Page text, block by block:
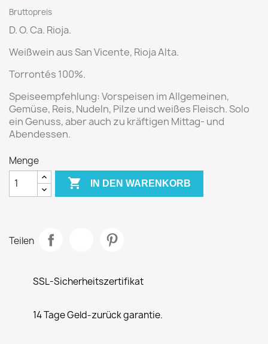
Bruttopreis
D. O. Ca. Rioja.
Weißwein ausSan Vicente, Rioja Alta.
Torrontés 100%.
Speiseempfehlung:Vorspeisen im Allgemeinen,
Gemüse, Reis, Nudeln, Pilze und weißes Fleisch. Solo
ein Genuss, aber auch zu kräftigen Mittag- und
Abendessen.
Menge
 IN DEN WARENKORB
Teilen
SSL-Sicherheitszertifikat
14 Tage Geld-zurück garantie.